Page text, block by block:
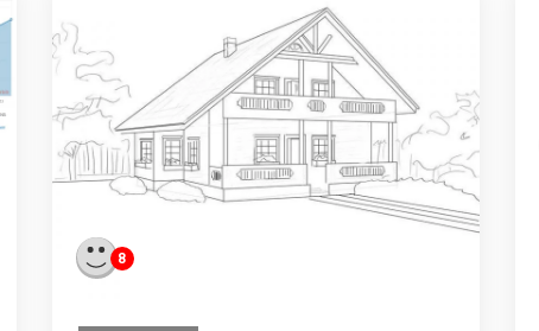
8